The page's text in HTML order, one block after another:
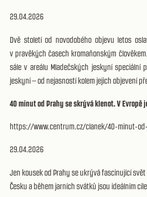
29.04.2026
Dvě století od novodobého objevu letos
v pravěkých časech kromaňonským
sále v areálu Mladečských jeskyní speciální
jeskyní – od nejasností kolem jejich objevení
40 minut od Prahy se skrývá klenot. V
https://www.centrum.cz/clanek/40-minut-
29.04.2026
Jen kousek od Prahy se ukrývá fascinující
Česku a během jarních svátků jsou ideálním